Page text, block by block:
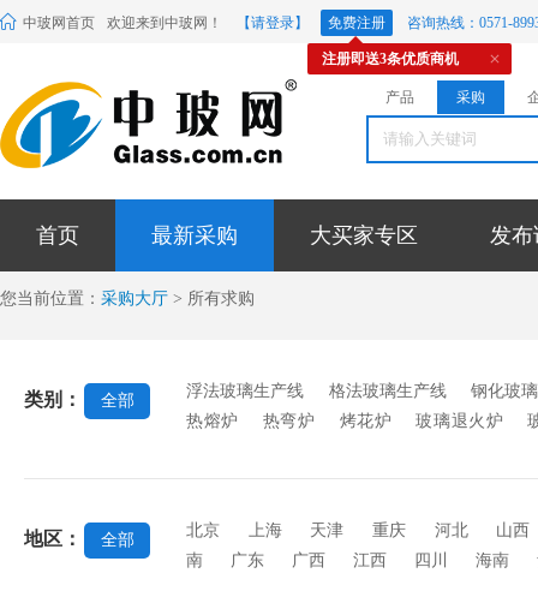
中玻网首页 欢迎来到中玻网！ 【请登录】 免费注册 咨询热线：0571-
注册即送3条优质商机
产品 采购
首页 最新采购 大买家专区 发布
您当前位置： 采购大厅 > 所有求购
类别： 全部
浮法玻璃生产线 格法玻璃生产线
钢化玻
热熔炉
热弯炉 烤花炉 玻璃退火炉
机
混合机 辊压机 行列机
玻璃印花
机
强化玻璃设备 玻璃打孔机 玻璃丝印
地区： 全部
北京 上海 天津 重庆 河北
山西
南
广东 广西 江西 四川 海南